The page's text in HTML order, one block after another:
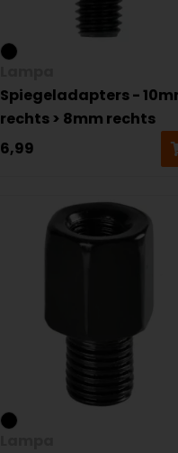
Spiegeladapters -
rechts > 8mm rechts
6,99